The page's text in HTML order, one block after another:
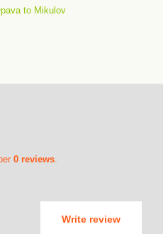
to Mikulov
0 reviews.
Write review